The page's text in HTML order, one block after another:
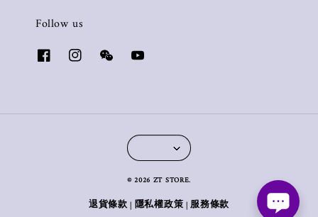
Follow us
© 2026 ZT STORE.
退貨條款| 隱私權政策 |服務條款